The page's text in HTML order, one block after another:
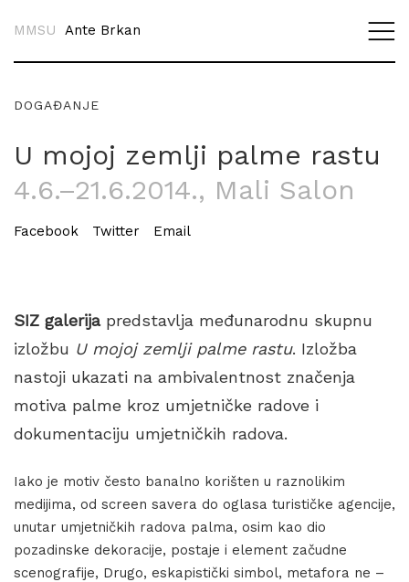
MMSU Ante Brkan
DOGAĐANJE
U mojoj zemlji palme rastu
4.6.–21.6.2014., Mali Salon
Facebook Twitter Email
SIZ galerijapredstavlja međunarodnu skupnu
izložbu U mojoj zemlji palme rastu. Izložba
nastoji ukazati na ambivalentnost značenja
motiva palme kroz umjetničke radove i
dokumentaciju umjetničkih radova.
Iako je motiv često banalno korišten u raznolikim
medijima, od screen savera do oglasa turističke agencije,
unutar umjetničkih radova palma, osim kao dio
pozadinske dekoracije, postaje i element začudne
scenografije, Drugo, eskapistički simbol, metafora ne –